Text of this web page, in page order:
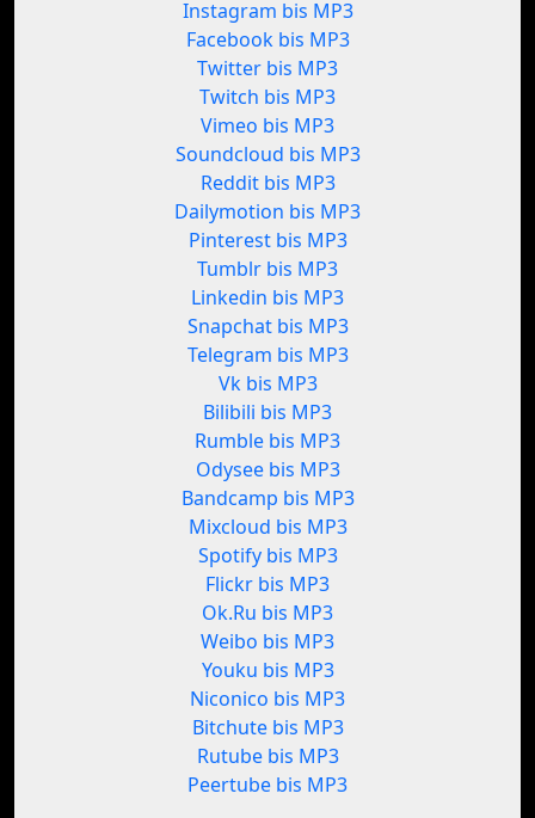
Instagram bis MP3
Facebook bis MP3
Twitter bis MP3
Twitch bis MP3
Vimeo bis MP3
Soundcloud bis MP3
Reddit bis MP3
Dailymotion bis MP3
Pinterest bis MP3
Tumblr bis MP3
Linkedin bis MP3
Snapchat bis MP3
Telegram bis MP3
Vk bis MP3
Bilibili bis MP3
Rumble bis MP3
Odysee bis MP3
Bandcamp bis MP3
Mixcloud bis MP3
Spotify bis MP3
Flickr bis MP3
Ok.Ru bis MP3
Weibo bis MP3
Youku bis MP3
Niconico bis MP3
Bitchute bis MP3
Rutube bis MP3
Peertube bis MP3